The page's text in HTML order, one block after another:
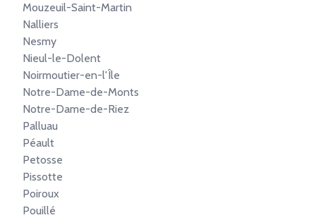
Mouzeuil-Saint-Martin
Nalliers
Nesmy
Nieul-le-Dolent
Noirmoutier-en-l'Île
Notre-Dame-de-Monts
Notre-Dame-de-Riez
Palluau
Péault
Petosse
Pissotte
Poiroux
Pouillé